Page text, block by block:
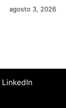
agosto 3, 2026
LinkedIn